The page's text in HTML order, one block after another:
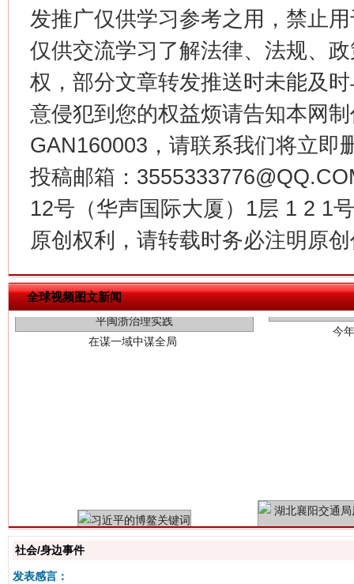
发推广仅供学习参考之用，禁止
仅供交流学习了解法律、法规、
权，部分文章转发推送时未能及
意侵犯到您的权益烦请告知本网
GAN160003，请联系我们将立即
投稿邮箱：
12号（华声国际大厦）1层 1 2 1
原创权利，请转载时务必注明原
全球视频图文新闻
这是一记警钟！ 谢
在谋一域中谋全局
今
社会/身边事件
发表感言：